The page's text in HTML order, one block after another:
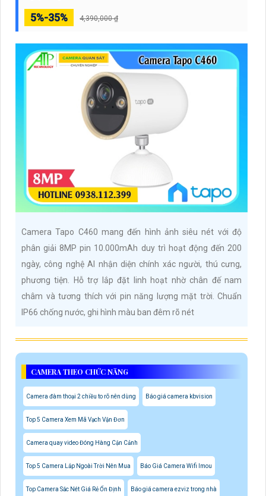
5%-35% 4,390,000 ₫
Camera Tapo C460 mang đến hình ảnh siêu nét với độ
phân giải 8MP pin 10.000mAh duy trì hoạt động đến 200
ngày, công nghệ AI nhận diện chính xác người, thú cưng,
phương tiện. Hỗ trợ lắp đặt linh hoạt nhờ chân đế nam
châm và tương thích với pin năng lượng mặt trời. Chuẩn
IP66 chống nước, ghi hình màu ban đêm rõ nét
CAMERA THEO CHỨC NĂNG
Camera đàm thoại 2 chiều to rõ nên dùng Báo giá camera kbvision
Top 5 Camera Xem Mã Vạch Vận Đơn
Camera quay video Đóng Hàng Cận Cảnh
Top 5 Camera Lắp Ngoài Trời Nên Mua Báo Giá Camera Wifi Imou
Top Camera Sắc Nét Giá Rẻ Ổn Định Báo giá camera ezviz trong nhà